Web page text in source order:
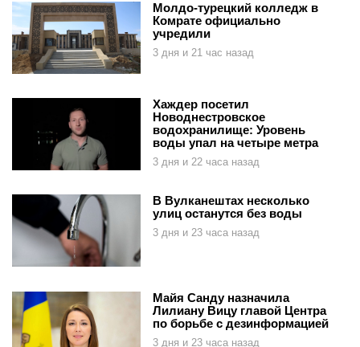
Молдо-турецкий колледж в
Комрате официально
учредили
3 дня и 21 час назад
Хаждер посетил
Новоднестровское
водохранилище: Уровень
воды упал на четыре метра
3 дня и 22 часа назад
В Вулканештах несколько
улиц останутся без воды
3 дня и 23 часа назад
Майя Санду назначила
Лилиану Вицу главой Центра
по борьбе с дезинформацией
3 дня и 23 часа назад